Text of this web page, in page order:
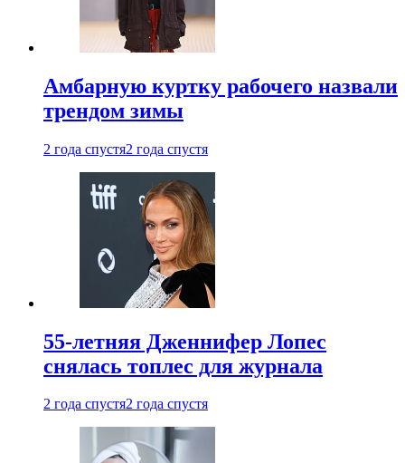
Амбарную куртку рабочего назвали
трендом зимы
2 года спустя2 года спустя
55-летняя Дженнифер Лопес
снялась топлес для журнала
2 года спустя2 года спустя